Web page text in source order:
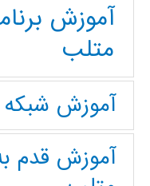
آموزش
متلب
آموزش
آموزش قدم